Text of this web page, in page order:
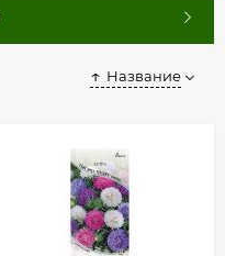
Название